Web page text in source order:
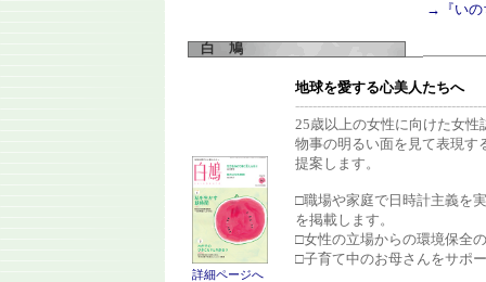
→『いの
白 鳩
詳細ページへ
地球を愛する心美人たちへ
25歳以上の女性に向けた女性
物事の明るい面を見て表現す
提案します。
□職場や家庭で日時計主義を
を掲載します。
□女性の立場からの環境保全
□子育て中のお母さんをサポ